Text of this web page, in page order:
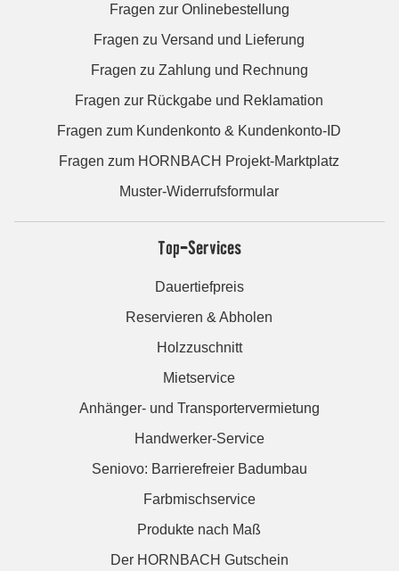
Fragen zur Onlinebestellung
Fragen zu Versand und Lieferung
Fragen zu Zahlung und Rechnung
Fragen zur Rückgabe und Reklamation
Fragen zum Kundenkonto & Kundenkonto-ID
Fragen zum HORNBACH Projekt-Marktplatz
Muster-Widerrufsformular
Top-Services
Dauertiefpreis
Reservieren & Abholen
Holzzuschnitt
Mietservice
Anhänger- und Transportervermietung
Handwerker-Service
Seniovo: Barrierefreier Badumbau
Farbmischservice
Produkte nach Maß
Der HORNBACH Gutschein